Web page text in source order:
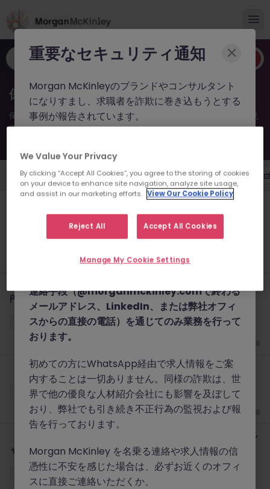
職種やキーワードなど
保険新着求人（2026年）
保険の求人ならMorgan McKinley。2026年の業界の注目求人を押さえ
て、キャリアを次のステージへ。
勤務地 雇用形態 年収 職種
【欧州系保険会社】経理財務マネージャー（CFO候補）｜業界経
験なくてもOK
正社員 1,100万～1,400万円
円〜
東京 有期雇用 時給 4000円～5000円
【米系金融】財務監査｜Big 4からの転職も歓迎
東京 正社員 業界水準による
【外資系大手プロフェッショナルサービス】M&Aリーガルスペシ
ャリスト
東京 正社員 1,400万～1,700万円
重要なセキュリティ通知
Morgan McKinleyのブランドやコンサルタント
になりすまし、求職者を詐欺に巻き込もうとする
事例が報告されています。
ン（例：morganmckinleyjob.com
morganmckinleyhire.com）を使用し、虚偽の
ソーシャルメディアプロフィールを作成した上
で、WhatsApp などのメッセージアプリを通じ
て偽の求人情報を配信し、個人情報の提供や、場
合によっては前払い金を請求しています。
Morgan McKinleyでは、公式ウェブサイト（
連絡手段（@morganmckinley.comで終わる
メールアドレス、LinkedIn、または弊社オフィ
スからの直接の電話）を通じてのみ業務を行って
おります。
初めての方にWhatsApp経由で求人情報をご案
内することは一切ありません。同様の詐欺は、世
界で他の優良な人材紹介会社にも影響を及ぼして
おり、弊社でも引き続き不正行為の監視および報
告を行っております。
Morgan McKinley を名乗る連絡や求人情報の信
憑性に不安を感じた場合は、必ずお近くのオフィ
スに直接ご連絡いただくか、
We Value Your Privacy
By clicking “Accept All Cookies”, you agree to the storing of cookies
on your device to enhance site navigation, analyze site usage,
and assist in our marketing efforts. View Our Cookie Policy
Reject All Accept All Cookies
Manage My Cookie Settings